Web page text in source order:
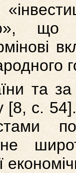
що
та
[8, c.